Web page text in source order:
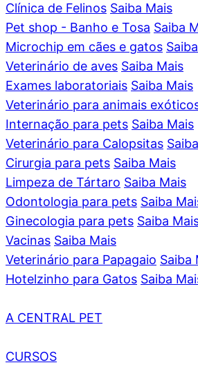
Clínica de Felinos Saiba Mais
Pet shop - Banho e Tosa Saiba
Microchip em cães e gatos
Veterinário de aves Saiba Mais
Exames laboratoriais Saiba Mais
Veterinário para animais
Internação para pets Saiba Mais
Veterinário para Calopsitas
Cirurgia para pets Saiba Mais
Limpeza de Tártaro Saiba Mais
Odontologia para pets Saiba
Ginecologia para pets Saiba
Vacinas Saiba Mais
Veterinário para Papagaio Saiba
Hotelzinho para Gatos Saiba
A CENTRAL PET
CURSOS